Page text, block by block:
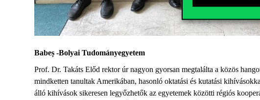
Babeș -Bolyai Tudományegyetem
Prof. Dr. Takáts Előd rektor úr nagyon gyorsan megtalálta a közös
mindketten tanultak Amerikában, hasonló oktatási és kutatási
álló kihívások sikeresen legyőzhetők az egyetemek közötti régiós